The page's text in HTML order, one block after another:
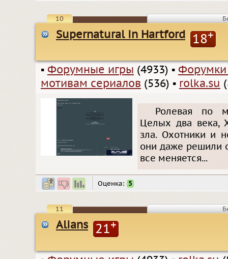
10
Supernatural in Hartford 18+
▪ Форумные игры (4933) ▪
мотивам сериалов (536) ▪ rolka.su
Ролевая по
Целых два века,
зла. Охотники и
они даже решили
все меняется...
Оценка: 5
11
Alians 21+